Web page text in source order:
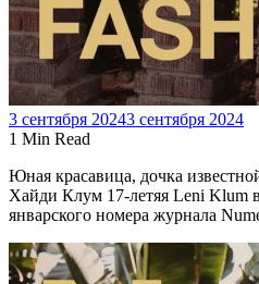
3 сентября 20243 сентября 2024
1 Min Read
Юная красавица, дочка
Хайди Клум 17-летяя Leni Klum
январского номера журнала